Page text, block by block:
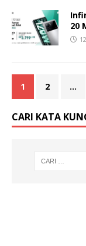
20
1 2 …
CARI KATA